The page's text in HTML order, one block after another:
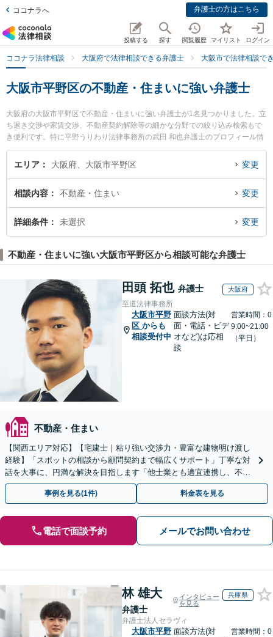
ココナラへ 弁護士の方はこちら
投稿する 探す 閲覧履歴 マイリスト ログイン
ココナラ法律相談 大阪府で法律相談できる弁護士 大阪市で法律相談で
大阪市平野区の不動産・住まいに強い弁護士
大阪府の大阪市平野区で不動産・住まいに強い弁護士が1名見つかりました。立
ち退き交渉や家賃交渉、不動産契約解除等の細かな分野での絞り込み検索もで
き便利です。特に平野うりわり法律事務所の武田 和也弁護士のプロフィール情
報や弁護士費用、強みなどが注目されています。『大阪市平野区で土日や夜間
に発生した不動産・住まいのトラブルを今すぐに弁護士に相談したい』『不動
したい』などでお困りの相談者さんにおすすめです。
エリア 大阪府、大阪市平野区 変更
相談内容 不動産・住まい 変更
詳細条件 未選択 変更
不動産・住まいに強い大阪市平野区から相談可能な弁護士
田頭 拓也 弁護士 大阪府
至道法律事務所
大阪市平野
区 からも
相談受付中
面談方法(対
面・電話・ビデ
オなど)は応相
談
営業時間：0
9:00~21:00
（平日）
不動産・住まい
【関西エリア対応】【宅建士｜粘り強い交渉力・豊富な建物明け渡し
経験】「スポットの相談から顧問契約まで幅広くサポート」丁寧な対
話を大事に、円満な解決を目指します「他士業とも適宜連携し、不動
産経営者さまに法的観点から戦略的なアドバイスを提供」
事例を見る(1件) 料金表を見る
電話で面談予約 メールでお問い合わせ
林 雄大
弁護士
インタビュー
を見る
兵庫県
弁護士法人セラヴィ
大阪市平野 面談方法(対
営業時間：0